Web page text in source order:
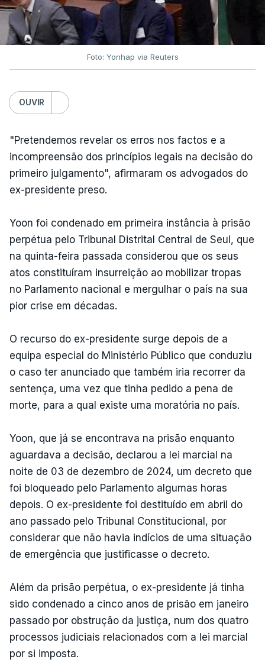
Foto: Yonhap via Reuters
OUVIR
"Pretendemos revelar os erros nos factos e a
incompreensão dos princípios legais na decisão do
primeiro julgamento", afirmaram os advogados do
ex-presidente preso.
Yoon foi condenado em primeira instância à prisão
perpétua pelo Tribunal Distrital Central de Seul, que
na quinta-feira passada considerou que os seus
atos constituíram insurreição ao mobilizar tropas
no Parlamento nacional e mergulhar o país na sua
pior crise em décadas.
O recurso do ex-presidente surge depois de a
equipa especial do Ministério Público que conduziu
o caso ter anunciado que também iria recorrer da
sentença, uma vez que tinha pedido a pena de
morte, para a qual existe uma moratória no país.
Yoon, que já se encontrava na prisão enquanto
aguardava a decisão, declarou a lei marcial na
noite de 03 de dezembro de 2024, um decreto que
foi bloqueado pelo Parlamento algumas horas
depois. O ex-presidente foi destituído em abril do
ano passado pelo Tribunal Constitucional, por
considerar que não havia indícios de uma situação
de emergência que justificasse o decreto.
Além da prisão perpétua, o ex-presidente já tinha
sido condenado a cinco anos de prisão em janeiro
passado por obstrução da justiça, num dos quatro
processos judiciais relacionados com a lei marcial
por si imposta.